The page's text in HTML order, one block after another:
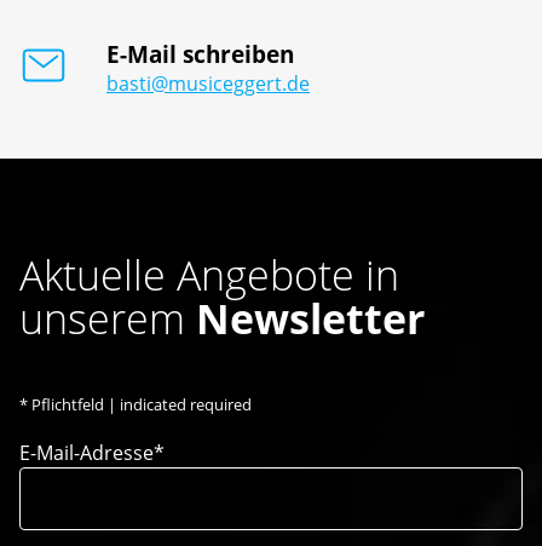
E-Mail schreiben
basti@musiceggert.de
Aktuelle Angebote in
unserem Newsletter
* Pflichtfeld | indicated required
E-Mail-Adresse*